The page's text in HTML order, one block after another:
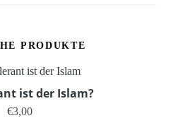
PRODUKTE
ist der Islam?
€3,00